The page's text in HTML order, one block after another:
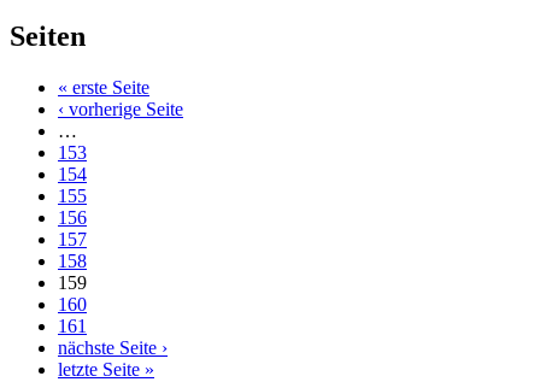
Seiten
« erste Seite
‹ vorherige Seite
…
153
154
155
156
157
158
159
160
161
nächste Seite ›
letzte Seite »